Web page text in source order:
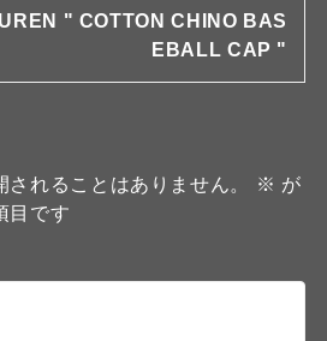
" COTTON CHINO BAS
EBALL CAP "
されることはありません。 ※ が
目です